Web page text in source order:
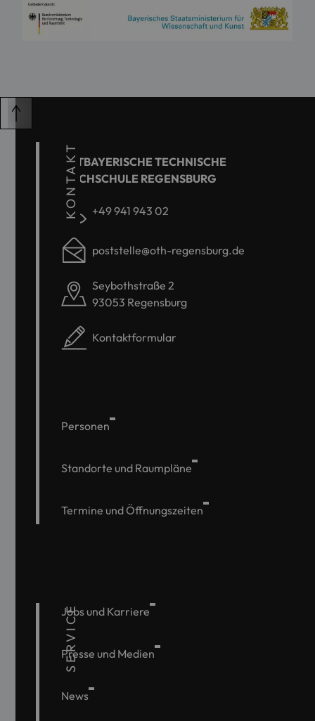
KONTAKT
OSTBAYERISCHE TECHNISCHE
HOCHSCHULE REGENSBURG
+49 941 943 02
poststelle@oth-regensburg.de
Seybothstraße 2
93053 Regensburg
Kontaktformular
Personen
Standorte und Raumpläne
Termine und Öffnungszeiten
SERVICE
Jobs und Karriere
Presse und Medien
News